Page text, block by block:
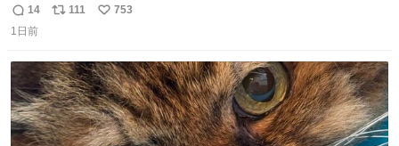
マーク。昭和レトロ！
返
信
14
リ
ト
数
111
い
数
753
1日前